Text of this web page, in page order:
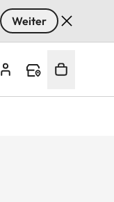
Weiter